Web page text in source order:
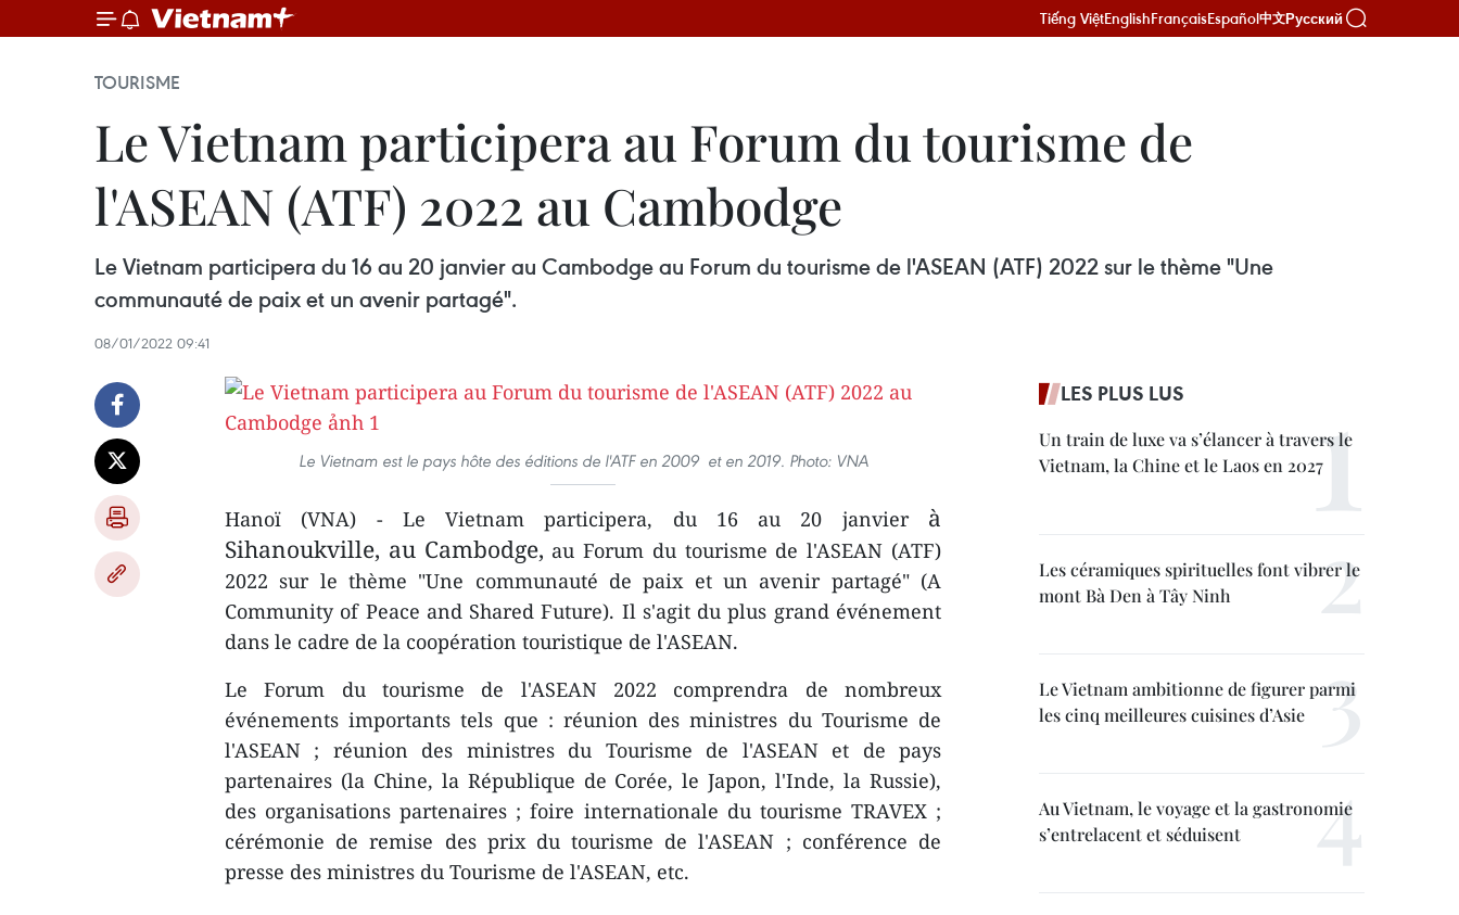
Tiếng ViệtEnglishFrançaisEspañol中文Русский
TOURISME
Le Vietnam participera au Forum du tourisme de
l'ASEAN (ATF) 2022 au Cambodge
Le Vietnam participera du 16 au 20 janvier au Cambodge au Forum du tourisme de l'ASEAN (ATF) 2022 sur le thème "Une
communauté de paix et un avenir partagé".
08/01/2022 09:41
Le Vietnam est le pays hôte des éditions de l'ATF en 2009 et en 2019. Photo: VNA
Hanoï (VNA) - Le Vietnam participera, du 16 au 20 janvier à
Sihanoukville, au Cambodge, au Forum du tourisme de l'ASEAN (ATF)
2022 sur le thème "Une communauté de paix et un avenir partagé" (A
Community of Peace and Shared Future). Il s'agit du plus grand événement
dans le cadre de la coopération touristique de l'ASEAN.
Le Forum du tourisme de l'ASEAN 2022 comprendra de nombreux
événements importants tels que : réunion des ministres du Tourisme de
l'ASEAN ; réunion des ministres du Tourisme de l'ASEAN et de pays
partenaires (la Chine, la République de Corée, le Japon, l'Inde, la Russie),
des organisations partenaires ; foire internationale du tourisme TRAVEX ;
cérémonie de remise des prix du tourisme de l'ASEAN ; conférence de
presse des ministres du Tourisme de l'ASEAN, etc.
LES PLUS LUS
Un train de luxe va s’élancer à travers le
Vietnam, la Chine et le Laos en 2027
Les céramiques spirituelles font vibrer le
mont Bà Den à Tây Ninh
Le Vietnam ambitionne de figurer parmi
les cinq meilleures cuisines d’Asie
Au Vietnam, le voyage et la gastronomie
s’entrelacent et séduisent